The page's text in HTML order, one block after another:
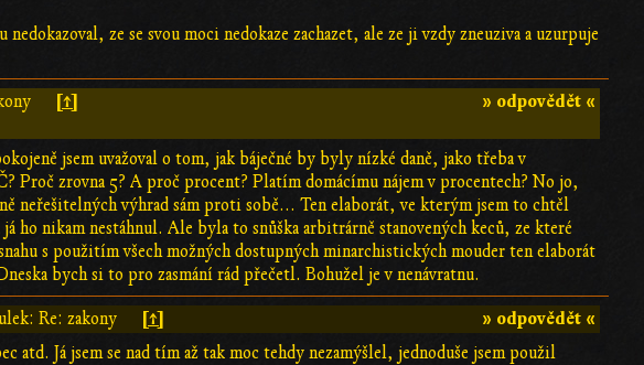
ze se svou moci nedokaze zachazet, ale ze ji vzdy zneuziva a uzurpuje
» odpovědět «
[↑]
jsem uvažoval o tom, jak báječné by byly nízké daně, jako třeba v
Proč zrovna 5? A proč procent? Platím domácímu nájem v procentech? No jo,
výhrad sám proti sobě... Ten elaborát, ve kterým jsem to chtěl
ho nikam nestáhnul. Ale byla to snůška arbitrárně stanovených keců, ze které
s použitím všech možných dostupných minarchistických mouder ten elaborát
bych si to pro zasmání rád přečetl. Bohužel je v nenávratnu.
» odpovědět «
Re: zakony [↑]
Já jsem se nad tím až tak moc tehdy nezamýšlel, jednoduše jsem použil